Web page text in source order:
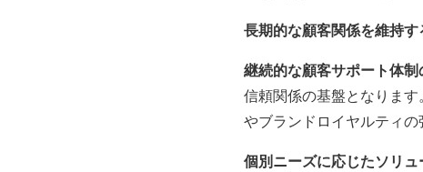
長期的な顧客関係を維持
継続的な顧客サポート体制
信頼関係の基盤となりま
やブランドロイヤルティの
個別ニーズに応じたソリ